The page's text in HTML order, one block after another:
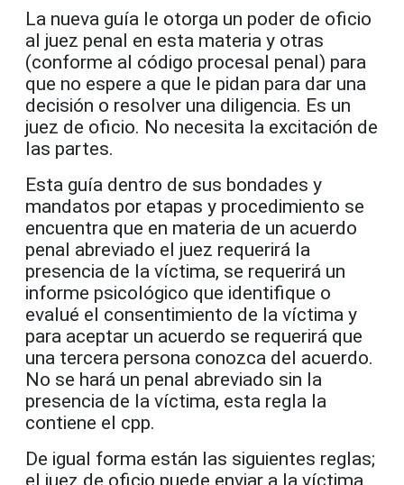
La nueva guía le otorga un poder de oficio
al juez penal en esta materia y otras
(conforme al código procesal penal) para
que no espere a que le pidan para dar una
decisión o resolver una diligencia. Es un
juez de oficio. No necesita la excitación de
las partes.
Esta guía dentro de sus bondades y
mandatos por etapas y procedimiento se
encuentra que en materia de un acuerdo
penal abreviado el juez requerirá la
presencia de la víctima, se requerirá un
informe psicológico que identifique o
evalué el consentimiento de la víctima y
para aceptar un acuerdo se requerirá que
una tercera persona conozca del acuerdo.
No se hará un penal abreviado sin la
presencia de la víctima, esta regla la
contiene el cpp.
De igual forma están las siguientes reglas;
el juez de oficio puede enviar a la víctima